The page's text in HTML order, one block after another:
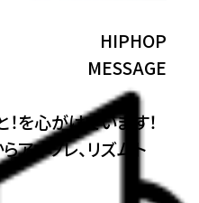
HIPHOP
MESSAGE
を心がけています！
アイソレ、リズムト